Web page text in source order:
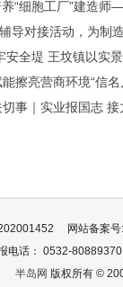
擦亮营商环境“信名
事｜实业报国志 接
网站备案号:
电话： 0532-80889370
半岛网 版权所有 ©